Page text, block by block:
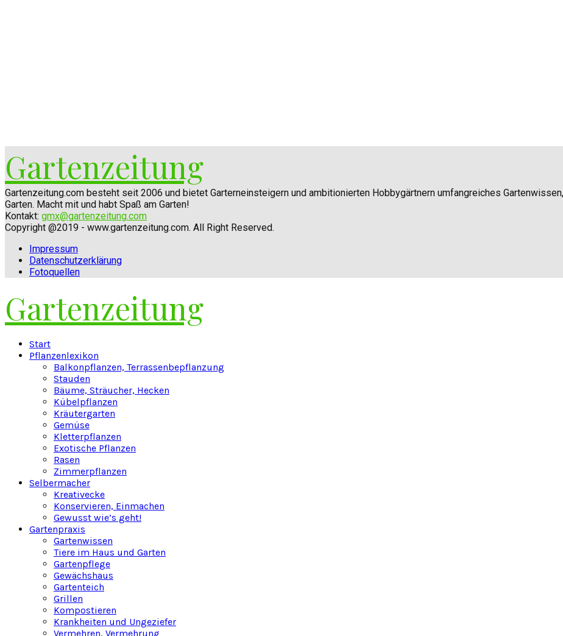
Gartenzeitung
Gartenzeitung.com besteht seit 2006 und bietet Garterneinsteigern und ambitionierten Hobbygärtnern umfangreiches
Garten. Macht mit und habt Spaß am Garten!
Kontakt: gmx@gartenzeitung.com
Copyright @2019 - www.gartenzeitung.com. All Right Reserved.
Impressum
Datenschutzerklärung
Fotoquellen
Gartenzeitung
Start
Pflanzenlexikon
Balkonpflanzen, Terrassenbepflanzung
Stauden
Bäume, Sträucher, Hecken
Kübelpflanzen
Kräutergarten
Gemüse
Kletterpflanzen
Exotische Pflanzen
Rasen
Zimmerpflanzen
Selbermacher
Kreativecke
Konservieren, Einmachen
Gewusst wie’s geht!
Gartenpraxis
Gartenwissen
Tiere im Haus und Garten
Gartenpflege
Gewächshaus
Gartenteich
Grillen
Kompostieren
Krankheiten und Ungeziefer
Vermehren, Vermehrung